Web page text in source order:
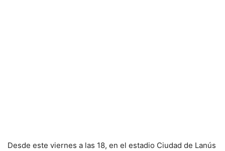
Desde este viernes a las 18, en el estadio Ciudad de Lanús